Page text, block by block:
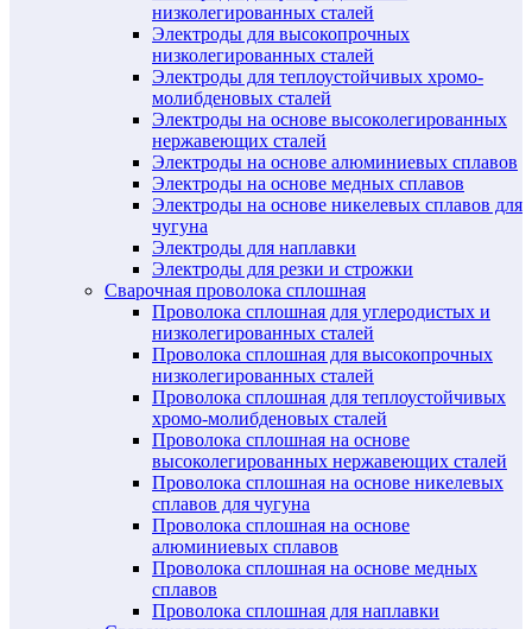
низколегированных сталей
Электроды для высокопрочных
низколегированных сталей
Электроды для теплоустойчивых хромо-
молибденовых сталей
Электроды на основе высоколегированных
нержавеющих сталей
Электроды на основе алюминиевых сплавов
Электроды на основе медных сплавов
Электроды на основе никелевых сплавов для
чугуна
Электроды для наплавки
Электроды для резки и строжки
Сварочная проволока сплошная
Проволока сплошная для углеродистых и
низколегированных сталей
Проволока сплошная для высокопрочных
низколегированных сталей
Проволока сплошная для теплоустойчивых
хромо-молибденовых сталей
Проволока сплошная на основе
высоколегированных нержавеющих сталей
Проволока сплошная на основе никелевых
сплавов для чугуна
Проволока сплошная на основе
алюминиевых сплавов
Проволока сплошная на основе медных
сплавов
Проволока сплошная для наплавки